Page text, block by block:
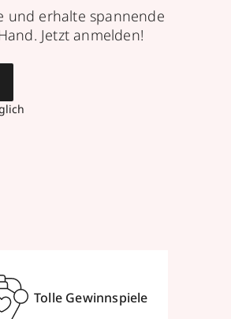
und erhalte spannende
Jetzt anmelden!
Tolle Gewinnspiele